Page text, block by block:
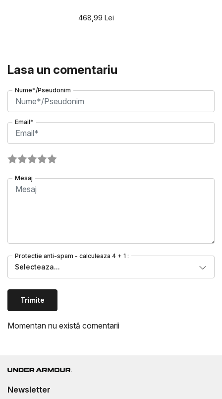
468,99 Lei
Lasa un comentariu
Nume*/Pseudonim
Email*
Mesaj
Protectie anti-spam - calculeaza 4 + 1 :
Selecteaza...
Trimite
Momentan nu există comentarii
Newsletter